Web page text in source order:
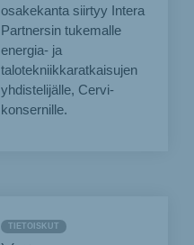
osakekanta siirtyy Intera
Partnersin tukemalle
energia- ja
talotekniikkaratkaisujen
yhdistelijälle, Cervi-
konsernille.
TIETOISKUT